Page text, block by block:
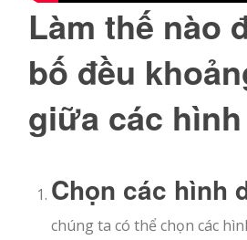
Làm thế nào
bố đều
giữa các
Chọn các hình
chúng ta có thể chọn các